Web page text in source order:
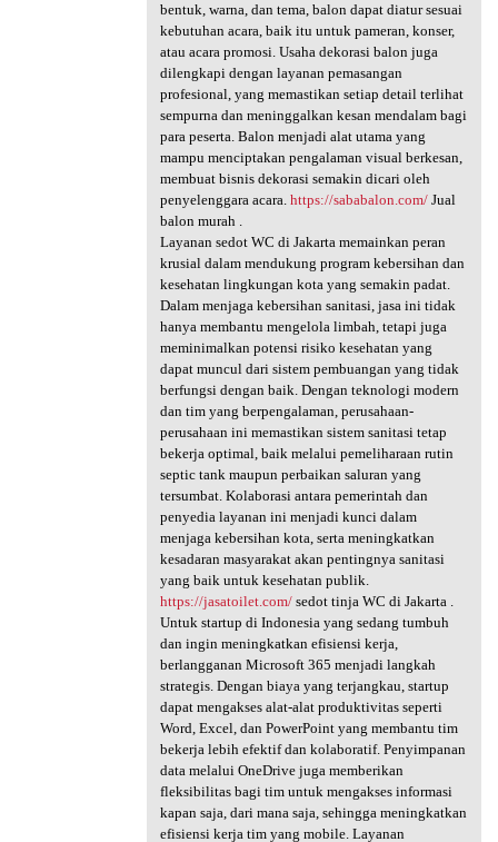
bentuk, warna, dan tema, balon dapat diatur sesuai
kebutuhan acara, baik itu untuk pameran, konser,
atau acara promosi. Usaha dekorasi balon juga
dilengkapi dengan layanan pemasangan
profesional, yang memastikan setiap detail terlihat
sempurna dan meninggalkan kesan mendalam bagi
para peserta. Balon menjadi alat utama yang
mampu menciptakan pengalaman visual berkesan,
membuat bisnis dekorasi semakin dicari oleh
penyelenggara acara. https://sababalon.com/Jual
balon murah .
Layanan sedot WC di Jakarta memainkan peran
krusial dalam mendukung program kebersihan dan
kesehatan lingkungan kota yang semakin padat.
Dalam menjaga kebersihan sanitasi, jasa ini tidak
hanya membantu mengelola limbah, tetapi juga
meminimalkan potensi risiko kesehatan yang
dapat muncul dari sistem pembuangan yang tidak
berfungsi dengan baik. Dengan teknologi modern
dan tim yang berpengalaman, perusahaan-
perusahaan ini memastikan sistem sanitasi tetap
bekerja optimal, baik melalui pemeliharaan rutin
septic tank maupun perbaikan saluran yang
tersumbat. Kolaborasi antara pemerintah dan
penyedia layanan ini menjadi kunci dalam
menjaga kebersihan kota, serta meningkatkan
kesadaran masyarakat akan pentingnya sanitasi
yang baik untuk kesehatan publik.
https://jasatoilet.com/sedot tinja WC di Jakarta .
Untuk startup di Indonesia yang sedang tumbuh
dan ingin meningkatkan efisiensi kerja,
berlangganan Microsoft 365 menjadi langkah
strategis. Dengan biaya yang terjangkau, startup
dapat mengakses alat-alat produktivitas seperti
Word, Excel, dan PowerPoint yang membantu tim
bekerja lebih efektif dan kolaboratif. Penyimpanan
data melalui OneDrive juga memberikan
fleksibilitas bagi tim untuk mengakses informasi
kapan saja, dari mana saja, sehingga meningkatkan
efisiensi kerja tim yang mobile. Layanan